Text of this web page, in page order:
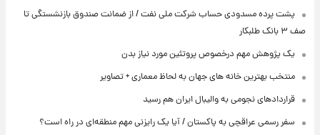
پشت پرده‌ مسدودی حساب شرکت ملی نفت / از ضمانت صندوق بازنشستگی تا
صف ۳ بانک طلبکار
یک پژوهش مهم درخصوص پروتئین مورد نیاز بدن
منتخب بهترین خانه های جهان به لحاظ معماری + تصاویر
قراردادهای نجومی به والیبال ایران هم رسید
سفر رسمی عراقچی به پاکستان / آیا یک رایزنی مهم منطقه‌ای در راه است؟